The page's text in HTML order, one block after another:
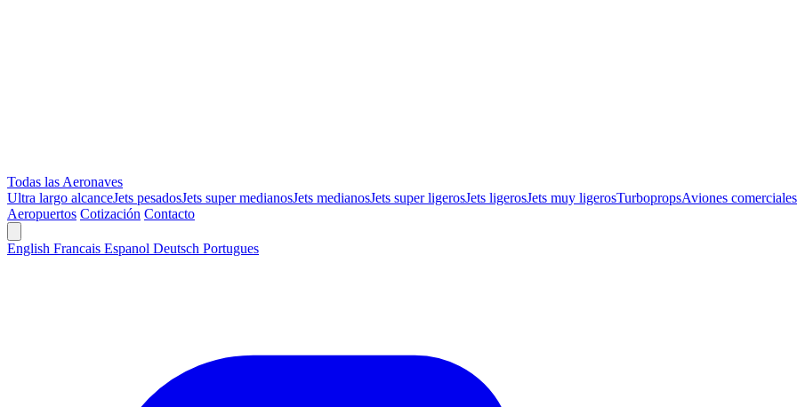
Todas las Aeronaves
Ultra largo alcanceJets pesadosJets super medianosJets medianosJets super ligerosJets ligerosJets muy ligerosTurbopropsAviones
Aeropuertos Cotización Contacto
English Francais Espanol Deutsch Portugues